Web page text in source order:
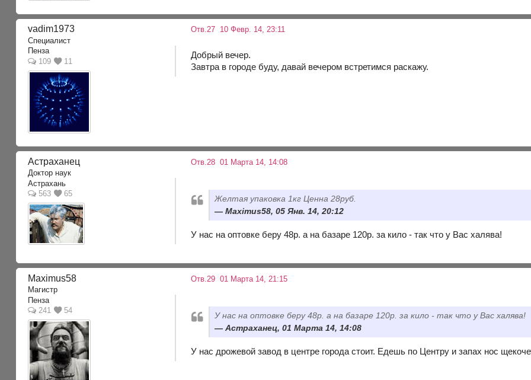
vadim1973
Специалист
Пенза
109
11
Отв.27 10 Февр. 14, 23:11
Добрый вечер.
Завтра в городе буду, давай вечером встретимся раскажу.
Астраханец
Доктор наук
Астрахань
563
65
Отв.28 01 Марта 14, 14:08
Желтая упаковка 1кг Ценна 28руб.
Maximus58, 05 Янв. 14, 20:12
У нас на оптовке беру 48р. а на базаре 120р. за кило - так что у Вас халява!
Maximus58
Магистр
Пенза
241
54
Отв.29 01 Марта 14, 21:15
У нас на оптовке беру 48р. а на базаре 120р. за кило - так что у Вас халява!
Астраханец, 01 Марта 14, 14:08
У нас дрожевой завод в центре города стоит. Едешь по Центру и запах нос